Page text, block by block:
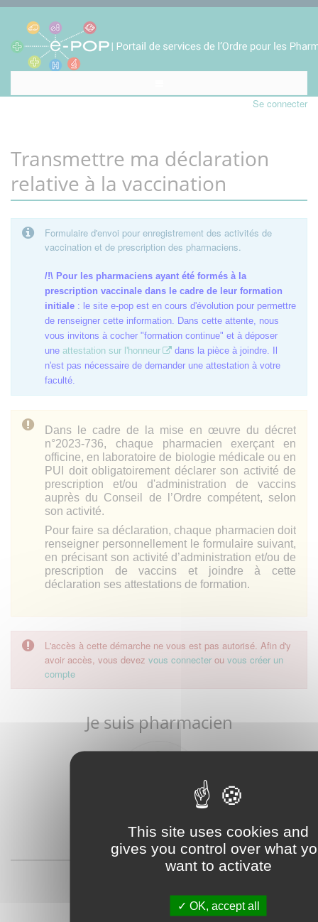
This site uses cookies and
gives you control over what
want to activate
OK, accept all
Se connecter
Transmettre ma déclaration
relative à la vaccination
Formulaire d'envoi pour enregistrement des activités de
vaccination et de prescription des pharmaciens.
/!\ Pour les pharmaciens ayant été formés à la
prescription vaccinale dans le cadre de leur formation
initiale : le site e-pop est en cours d'évolution pour permettre
de renseigner cette information. Dans cette attente, nous
vous invitons à cocher "formation continue" et à déposer
une attestation sur l'honneur
dans la pièce à joindre. Il
n'est pas nécessaire de demander une attestation à votre
faculté.
Dans le cadre de la mise en œuvre du décret
n°2023-736, chaque pharmacien exerçant en
officine, en laboratoire de biologie médicale ou en
PUI doit obligatoirement déclarer son activité de
prescription et/ou d'administration de vaccins
auprès du Conseil de l’Ordre compétent, selon
son activité.
Pour faire sa déclaration, chaque pharmacien doit
renseigner personnellement le formulaire suivant,
en précisant son activité d’administration et/ou de
prescription de vaccins et joindre à cette
déclaration ses attestations de formation.
L'accès à cette démarche ne vous est pas autorisé. Afin d'y
avoir accès, vous devez vous connecter ou vous créer un
compte
Je suis pharmacien
Cliquer sur le logo
ou
Je suis étudiant